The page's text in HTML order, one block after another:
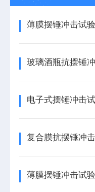
电子式摆锤冲击
薄膜摆锤冲击试